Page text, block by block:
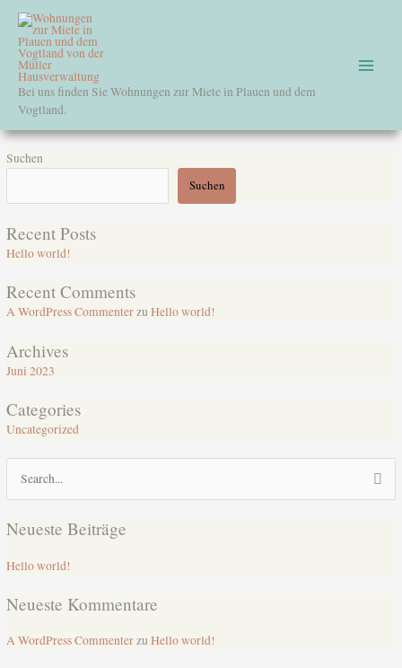
Inhalt
springen
Bei uns finden Sie Wohnungen zur Miete in Plauen und dem
Vogtland.
Suchen
Suchen
Recent Posts
Hello world!
Recent Comments
A WordPress CommenterzuHello world!
Archives
Juni 2023
Categories
Uncategorized
Suchen
nach:
Neueste Beiträge
Hello world!
Neueste Kommentare
A WordPress CommenterzuHello world!